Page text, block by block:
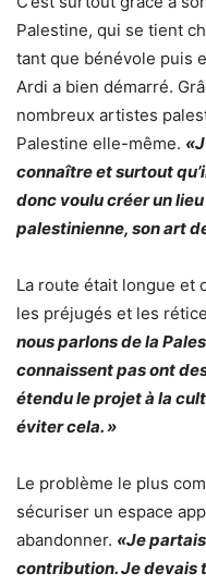
Palestine, qui se tient
tant que bénévole puis
Ardi a bien démarré.
nombreux artistes
Palestine elle-même.
connaître et surtout
donc voulu créer un
palestinienne, son art
La route était longue et
les préjugés et les
nous parlons de la
connaissent pas ont
étendu le projet à la
éviter cela. »
Le problème le plus
sécuriser un espace
abandonner. «Je
contribution. Je devais